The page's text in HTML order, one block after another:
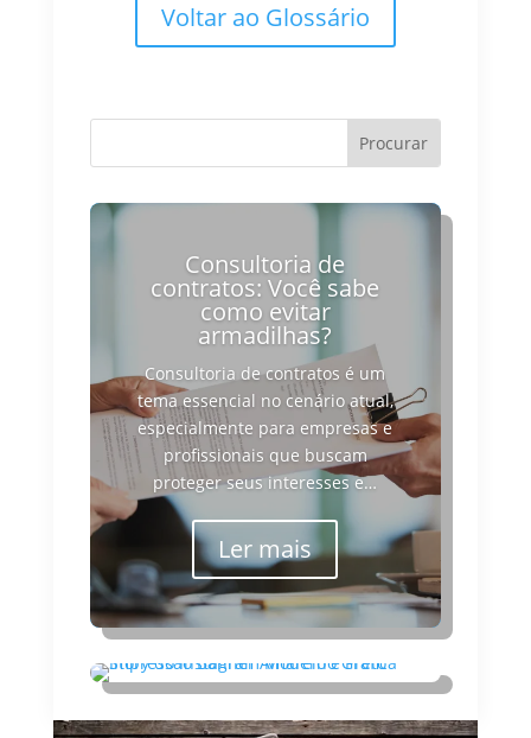
Voltar ao Glossário
Consultoria de
contratos: Você sabe
como evitar
armadilhas?
Consultoria de contratos é um
tema essencial no cenário atual,
especialmente para empresas e
profissionais que buscam
proteger seus interesses e…
Ler mais